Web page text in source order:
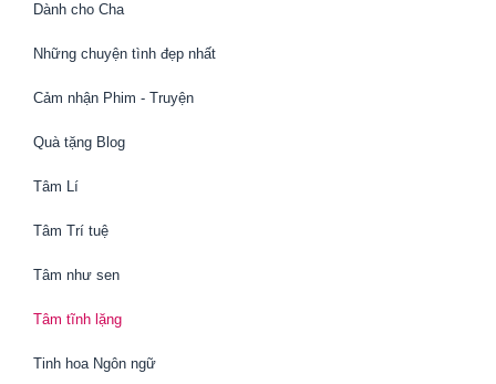
Dành cho Cha
Những chuyện tình đẹp nhất
Cảm nhận Phim - Truyện
Quà tặng Blog
Tâm Lí
Tâm Trí tuệ
Tâm như sen
Tâm tĩnh lặng
Tinh hoa Ngôn ngữ